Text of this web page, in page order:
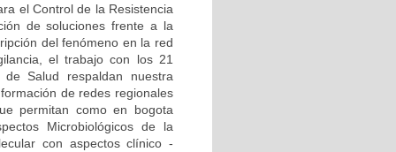
el Control de la Resistencia
de soluciones frente a la
del fenómeno en la red
el trabajo con los 21
Salud respaldan nuestra
de redes regionales
permitan como en bogota
Microbiológicos de la
con aspectos clínico -